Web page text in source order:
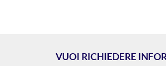
VUOI RICHIEDERE